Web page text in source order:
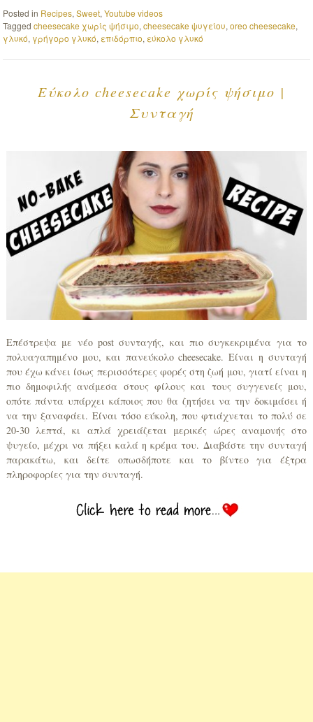
Posted in Recipes,Sweet,Youtube videos
Taggedcheesecake χωρίς ψήσιμο,cheesecake ψυγείου,oreo cheesecake,
γλυκό, γρήγορο γλυκό, επιδόρπιο, εύκολο γλυκό
Εύκολο cheesecake χωρίς ψήσιμο |
Συνταγή
Επέστρεψα με νέο post συνταγής, και πιο συγκεκριμένα για το
πολυαγαπημένο μου, και πανεύκολο cheesecake. Είναι η συνταγή
που έχω κάνει ίσως περισσότερες φορές στη ζωή μου, γιατί είναι η
πιο δημοφιλής ανάμεσα στους φίλους και τους συγγενείς μου,
οπότε πάντα υπάρχει κάποιος που θα ζητήσει να την δοκιμάσει ή
να την ξαναφάει. Είναι τόσο εύκολη, που φτιάχνεται το πολύ σε
20-30 λεπτά, κι απλά χρειάζεται μερικές ώρες αναμονής στο
ψυγείο, μέχρι να πήξει καλά η κρέμα του. Διαβάστε την συνταγή
παρακάτω, και δείτε οπωσδήποτε και το βίντεο για έξτρα
πληροφορίες για την συνταγή.